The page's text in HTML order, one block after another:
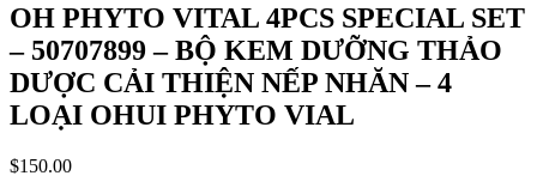
OH PHYTO VITAL 4PCS SPECIAL SET
– 50707899 – BỘ KEM DƯỠNG THẢO
DƯỢC CẢI THIỆN NẾP NHĂN – 4
LOẠI OHUI PHYTO VIAL
$150.00